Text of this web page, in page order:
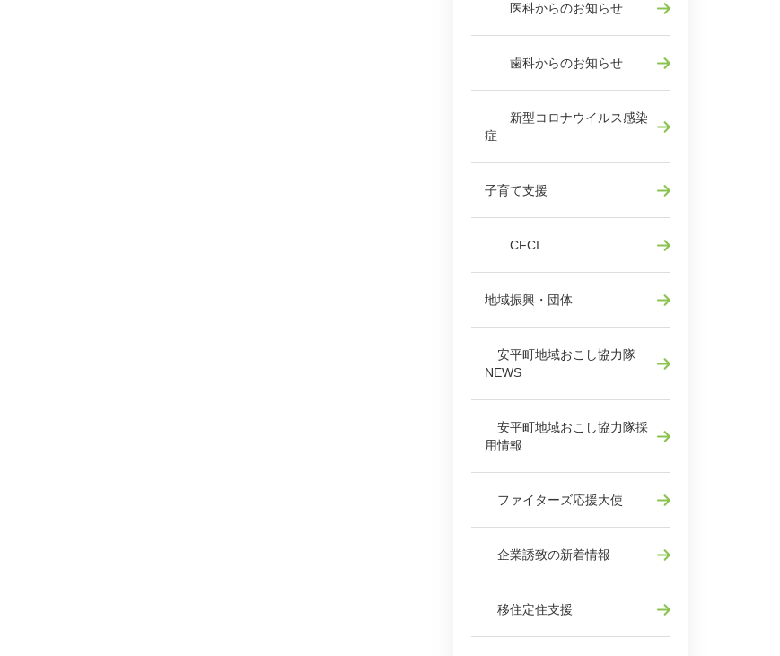
医科からのお知らせ
歯科からのお知らせ
新型コロナウイルス感染
症
子育て支援
CFCI
地域振興・団体
安平町地域おこし協力隊
NEWS
安平町地域おこし協力隊採
用情報
ファイターズ応援大使
企業誘致の新着情報
移住定住支援